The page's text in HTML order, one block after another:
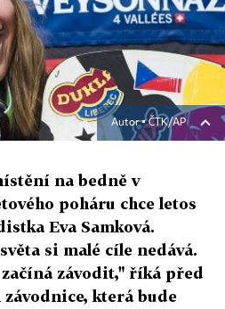
Autor ▪ČTK/AP
na bedně v
poháru chce letos
Eva Samková.
si malé cíle nedává.
začíná závodit," říká před
která bude